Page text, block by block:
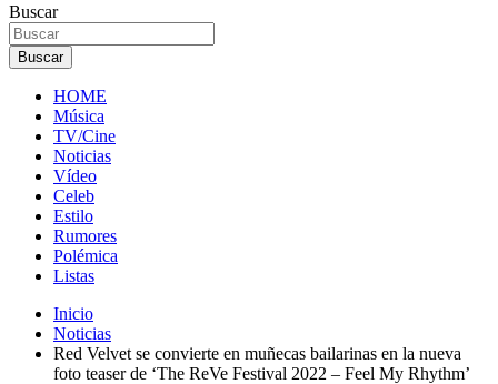
Buscar
Buscar
HOME
Música
TV/Cine
Noticias
Vídeo
Celeb
Estilo
Rumores
Polémica
Listas
Inicio
Noticias
Red Velvet se convierte en muñecas bailarinas en la nueva
foto teaser de ‘The ReVe Festival 2022 – Feel My Rhythm’